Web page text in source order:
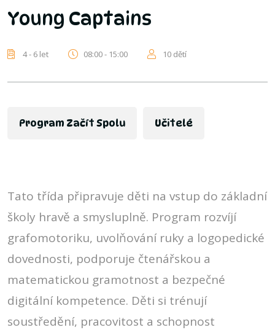
Young Captains
4 - 6 let 08:00 - 15:00 10 dětí
Program Začít Spolu Učitelé
Tato třída připravuje děti na vstup do základní
školy hravě a smysluplně. Program rozvíjí
grafomotoriku, uvolňování ruky a logopedické
dovednosti, podporuje čtenářskou a
matematickou gramotnost a bezpečné
digitální kompetence. Děti si trénují
soustředění, pracovitost a schopnost